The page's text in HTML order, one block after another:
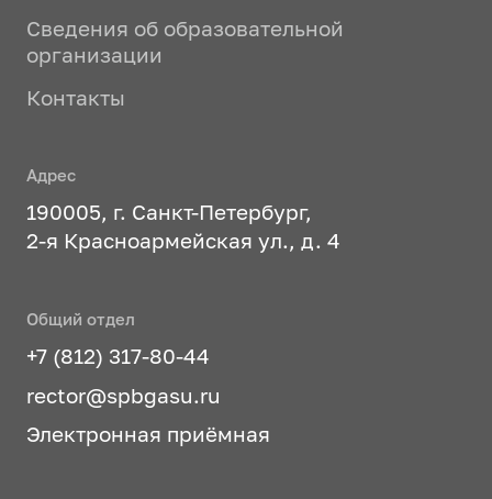
Сведения об образовательной
организации
Контакты
Адрес
190005, г. Санкт-Петербург,
2-я Красноармейская ул., д. 4
Общий отдел
+7 (812) 317-80-44
rector@spbgasu.ru
Электронная приёмная